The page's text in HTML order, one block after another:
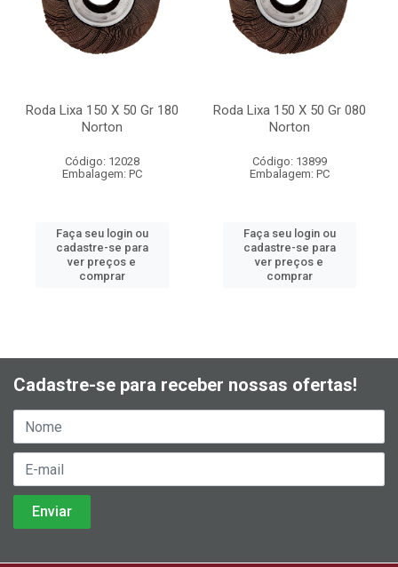
Roda Lixa 150 X 50 Gr 180
Norton
Código: 12028
Embalagem: PC
Faça seu login ou
cadastre-se para
ver preços e
comprar
Roda Lixa 150 X 50 Gr 080
Norton
Código: 13899
Embalagem: PC
Faça seu login ou
cadastre-se para
ver preços e
comprar
Cadastre-se para receber nossas ofertas!